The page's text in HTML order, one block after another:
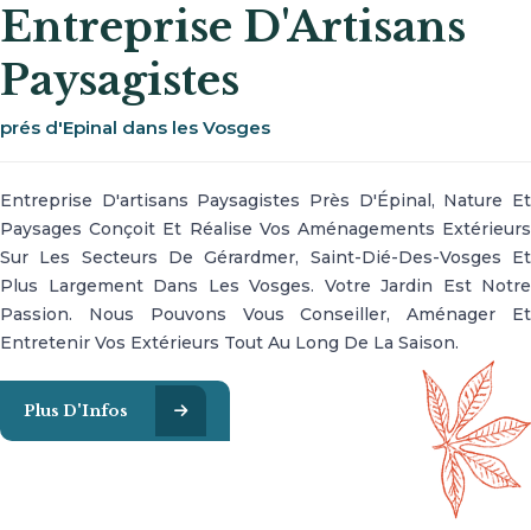
Entreprise D'Artisans
Paysagistes
prés d'Epinal dans les Vosges
Entreprise D'artisans Paysagistes Près D'Épinal, Nature Et
Paysages Conçoit Et Réalise Vos Aménagements Extérieurs
Sur Les Secteurs De Gérardmer, Saint-Dié-Des-Vosges Et
Plus Largement Dans Les Vosges. Votre Jardin Est Notre
Passion. Nous Pouvons Vous Conseiller, Aménager Et
Entretenir Vos Extérieurs Tout Au Long De La Saison.
Plus D'Infos